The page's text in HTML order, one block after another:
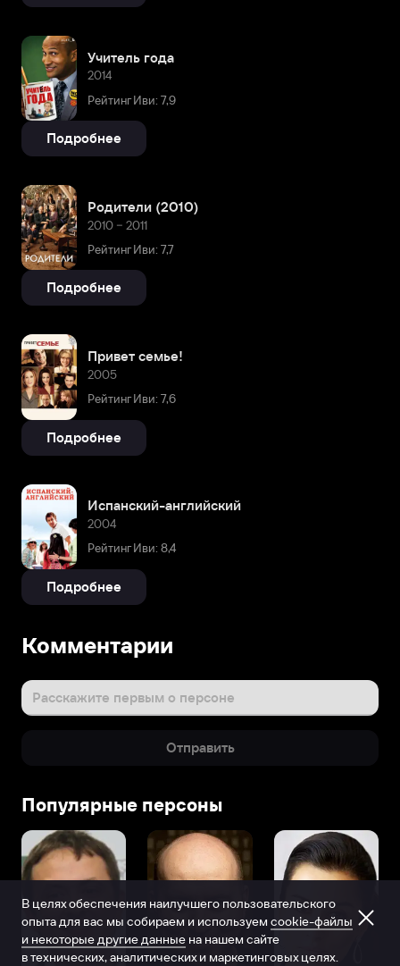
Учитель года
2014
Рейтинг Иви: 7,9
Подробнее
Родители (2010)
2010 – 2011
Рейтинг Иви: 7,7
Подробнее
Привет семье!
2005
Рейтинг Иви: 7,6
Подробнее
Испанский-английский
2004
Рейтинг Иви: 8,4
Подробнее
Комментарии
Расскажите первым о персоне
Отправить
Популярные персоны
В целях обеспечения наилучшего пользовательского
опыта для вас мы собираем и используем cookie-файлы
и некоторые другие данные на нашем сайте
в технических, аналитических и маркетинговых целях.